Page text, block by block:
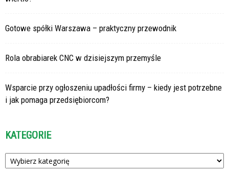
Gotowe spółki Warszawa – praktyczny przewodnik
Rola obrabiarek CNC w dzisiejszym przemyśle
Wsparcie przy ogłoszeniu upadłości firmy – kiedy jest potrzebne
i jak pomaga przedsiębiorcom?
KATEGORIE
Kategorie